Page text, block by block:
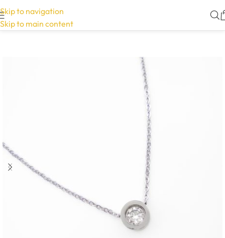
Skip to navigation
Skip to main content